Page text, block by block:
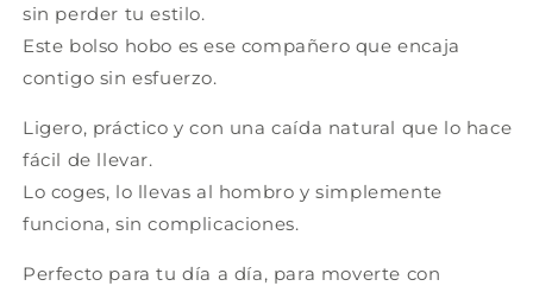
sin perder tu estilo.
Este bolso hobo es ese compañero que encaja
contigo sin esfuerzo.
Ligero, práctico y con una caída natural que lo hace
fácil de llevar.
Lo coges, lo llevas al hombro y simplemente
funciona, sin complicaciones.
Perfecto para tu día a día, para moverte con